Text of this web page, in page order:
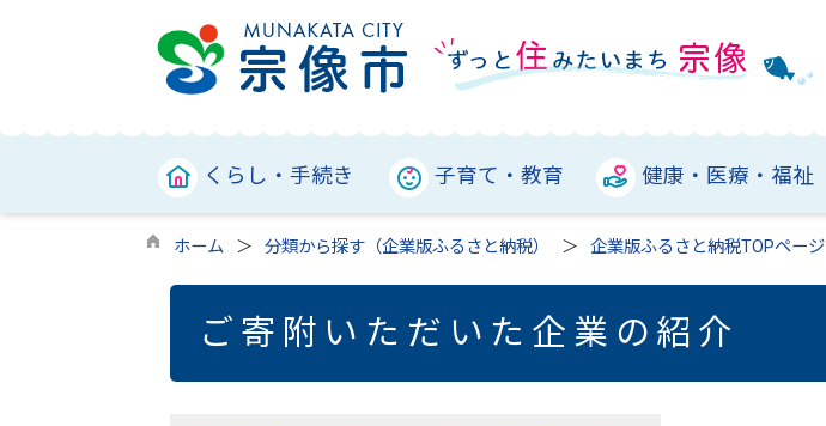
くらし・手続き 子育て・教育 健康・医療・福祉
ホーム 分類から探す（企業版ふるさと納税） 企業版ふるさと納税TOPページ
ご寄附いただいた企業の紹介